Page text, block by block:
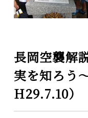
長岡空襲解
実を知ろう
H29.7.10）